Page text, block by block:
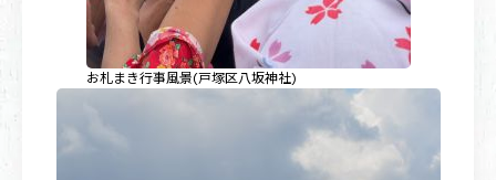
お札まき行事風景(戸塚区八坂神社)